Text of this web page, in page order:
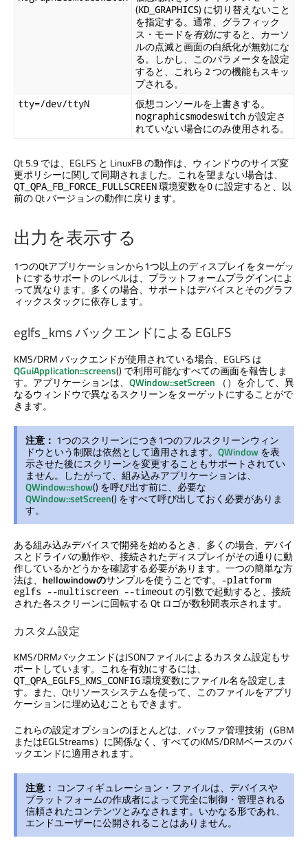
(KD_GRAPHICS) に切り替えないこと
を指定する。通常、グラフィック
ス・モードを有効にすると、カーソ
ルの点滅と画面の白紙化が無効にな
る。しかし、このパラメータを設定
すると、これら 2 つの機能もスキッ
プされる。
tty=/dev/ttyN 仮想コンソールを上書きする。
nographicsmodeswitchが設定さ
れていない場合にのみ使用される。
Qt 5.9 では、EGLFS と LinuxFB の動作は、ウィンドウのサイズ変
更ポリシーに関して同期されました。これを望まない場合は、
QT_QPA_FB_FORCE_FULLSCREEN環境変数を0 に設定すると、以
前の Qt バージョンの動作に戻ります。
出力を表示する
1つのQtアプリケーションから1つ以上のディスプレイをターゲッ
トにするサポートのレベルは、プラットフォームプラグインによ
って異なります。多くの場合、サポートはデバイスとそのグラフ
ィックスタックに依存します。
eglfs_kms バックエンドによる EGLFS
KMS/DRM バックエンドが使用されている場合、EGLFS は
QGuiApplication::screens() で利用可能なすべての画面を報告しま
す。アプリケーションは、 QWindow::setScreen （）を介して、異
なるウィンドウで異なるスクリーンをターゲットにすることがで
きます。
注意： 1つのスクリーンにつき1つのフルスクリーンウィン
ドウという制限は依然として適用されます。 QWindowを表
示させた後にスクリーンを変更することもサポートされてい
ません。したがって、組み込みアプリケーションは、
QWindow::show() を呼び出す前に、必要な
QWindow::setScreen() をすべて呼び出しておく必要がありま
す。
ある組み込みデバイスで開発を始めるとき、多くの場合、デバイ
スとドライバの動作や、接続されたディスプレイがその通りに動
作しているかどうかを確認する必要があります。一つの簡単な方
法は、 hellowindowのサンプルを使うことです。 -platform
eglfs --multiscreen --timeout の引数で起動すると、接続
された各スクリーンに回転する Qt ロゴが数秒間表示されます。
カスタム設定
KMS/DRMバックエンドはJSONファイルによるカスタム設定もサ
ポートしています。これを有効にするには、
QT_QPA_EGLFS_KMS_CONFIG環境変数にファイル名を設定しま
す。また、Qtリソースシステムを使って、このファイルをアプリ
ケーションに埋め込むこともできます。
これらの設定オプションのほとんどは、バッファ管理技術（GBM
またはEGLStreams）に関係なく、すべてのKMS/DRMベースのバ
ックエンドに適用されます。
注意： コンフィギュレーション・ファイルは、デバイスや
プラットフォームの作成者によって完全に制御・管理される
信頼されたコンテンツとみなされます。いかなる形であれ、
エンドユーザーに公開されることはありません。